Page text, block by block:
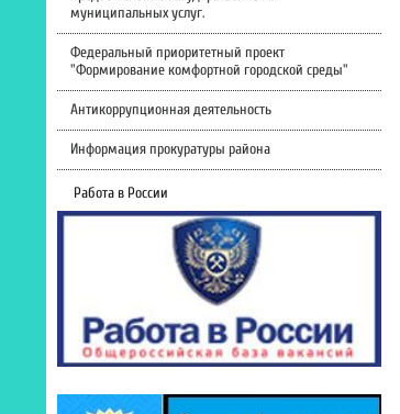
муниципальных услуг.
Федеральный приоритетный проект
"Формирование комфортной городской среды"
Антикоррупционная деятельность
Информация прокуратуры района
Работа в России